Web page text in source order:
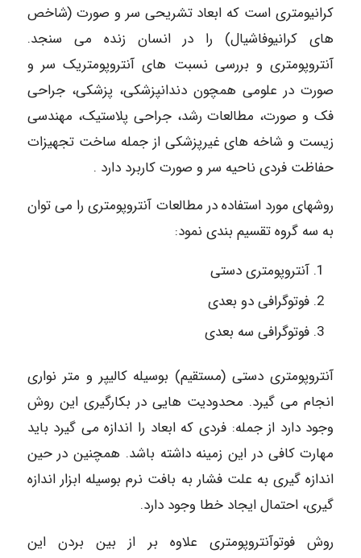
کرانیومتری است که ابعاد تشریحی سر و صورت (شاخص
های کرانیوفاشیال) را در انسان زنده می سنجد.
آنتروپومتری و بررسی نسبت های آنتروپومتریک سر و
صورت در علومی همچون دندانپزشکی، پزشکی، جراحی
فک و صورت، مطالعات رشد، جراحی پلاستیک، مهندسی
زیست و شاخه های غیرپزشکی از جمله ساخت تجهیزات
حفاظت فردی ناحیه سر و صورت کاربرد دارد .
روشهای مورد استفاده در مطالعات آنتروپومتری را می توان
به سه گروه تقسیم بندی نمود:
آنتروپومتری دستی
فوتوگرافی دو بعدی
فوتوگرافی سه بعدی
آنتروپومتری دستی (مستقیم) بوسیله کالیپر و متر نواری
انجام می گیرد. محدودیت هایی در بکارگیری این روش
وجود دارد از جمله: فردی که ابعاد را اندازه می گیرد باید
مهارت کافی در این زمینه داشته باشد. همچنین در حین
اندازه گیری به علت فشار به بافت نرم بوسیله ابزار اندازه
گیری، احتمال ایجاد خطا وجود دارد.
روش فوتوآنتروپومتری علاوه بر از بین بردن این